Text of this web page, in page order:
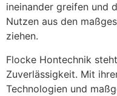
ineinander greifen und
Nutzen aus den
ziehen.
Flocke Hontechnik
Zuverlässigkeit. Mit
Technologien und